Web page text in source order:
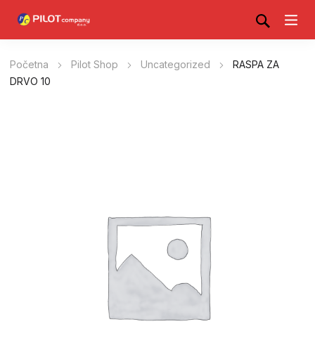
Početna Pilot Shop Uncategorized
RASPA ZA
DRVO 10